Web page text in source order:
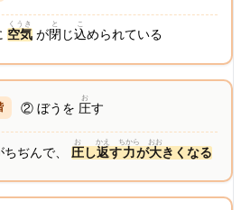
空気
くうき
が閉
と
じ込
こ
められている
② ぼうを 圧
お
す
ちぢんで、 圧
お
し返
かえ
す力
ちから
が大
おお
きくなる